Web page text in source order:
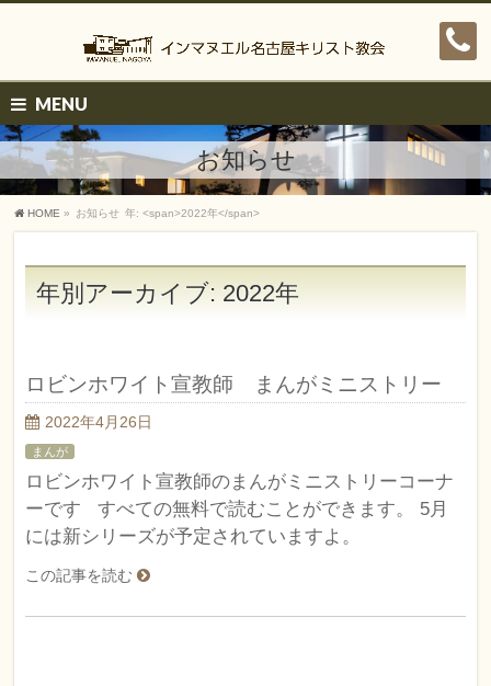
MENU
お知らせ
HOME » お知らせ 年: <span>2022年</span>
年別アーカイブ: 2022年
ロビンホワイト宣教師 まんがミニストリー
2022年4月26日
まんが
ロビンホワイト宣教師のまんがミニストリーコーナ
ーです すべての無料で読むことができます。 5月
には新シリーズが予定されていますよ。
この記事を読む